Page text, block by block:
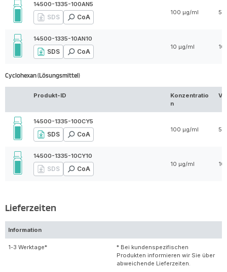
14500-1335-100AN5
SDS CoA
100 µg/ml 5
14500-1335-10AN10
SDS CoA
10 µg/ml 10
Cyclohexan (Lösungsmittel)
Produkt-ID
Konzentratio
n
14500-1335-100CY5
SDS CoA
100 µg/ml 5
14500-1335-10CY10
SDS CoA
10 µg/ml 10
Lieferzeiten
Information
1-3 Werktage*
* Bei kundenspezifischen
Produkten informieren wir Sie über
abweichende Lieferzeiten.